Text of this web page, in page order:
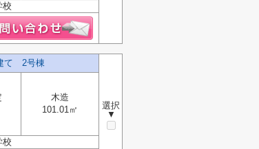
て 2号棟
選択
▼
木造
101.01㎡